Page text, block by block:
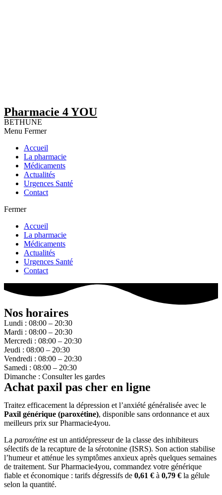
Pharmacie 4 YOU
BETHUNE
Menu Fermer
Accueil
La pharmacie
Médicaments
Actualités
Urgences Santé
Contact
Fermer
Accueil
La pharmacie
Médicaments
Actualités
Urgences Santé
Contact
Nos horaires
Lundi : 08:00 – 20:30
Mardi : 08:00 – 20:30
Mercredi : 08:00 – 20:30
Jeudi : 08:00 – 20:30
Vendredi : 08:00 – 20:30
Samedi : 08:00 – 20:30
Dimanche : Consulter les gardes
Achat paxil pas cher en ligne
Traitez efficacement la dépression et l’anxiété généralisée avec le
Paxil générique (paroxétine), disponible sans ordonnance et aux
meilleurs prix sur Pharmacie4you.
La paroxétine est un antidépresseur de la classe des inhibiteurs
sélectifs de la recapture de la sérotonine (ISRS). Son action stabilise
l’humeur et atténue les symptômes anxieux après quelques semaines
de traitement. Sur Pharmacie4you, commandez votre générique
fiable et économique : tarifs dégressifs de 0,61 € à 0,79 € la gélule
selon la quantité.